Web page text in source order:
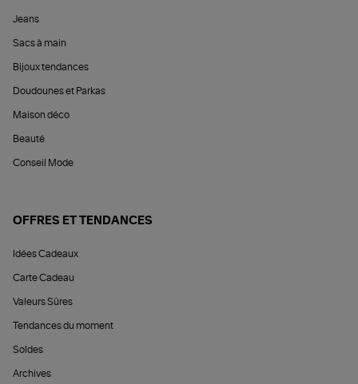
Jeans
Sacs à main
Bijoux tendances
Doudounes et Parkas
Maison déco
Beauté
Conseil Mode
OFFRES ET TENDANCES
Idées Cadeaux
Carte Cadeau
Valeurs Sûres
Tendances du moment
Soldes
Archives